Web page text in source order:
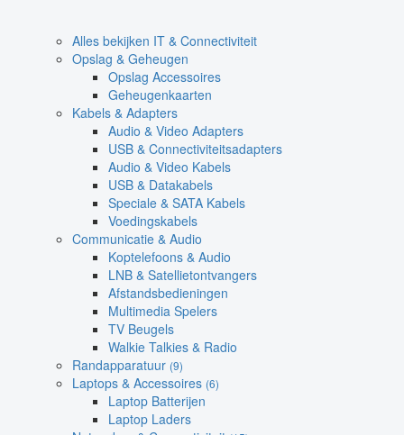
Alles bekijken IT & Connectiviteit
Opslag & Geheugen
Opslag Accessoires
Geheugenkaarten
Kabels & Adapters
Audio & Video Adapters
USB & Connectiviteitsadapters
Audio & Video Kabels
USB & Datakabels
Speciale & SATA Kabels
Voedingskabels
Communicatie & Audio
Koptelefoons & Audio
LNB & Satellietontvangers
Afstandsbedieningen
Multimedia Spelers
TV Beugels
Walkie Talkies & Radio
Randapparatuur (9)
Laptops & Accessoires (6)
Laptop Batterijen
Laptop Laders